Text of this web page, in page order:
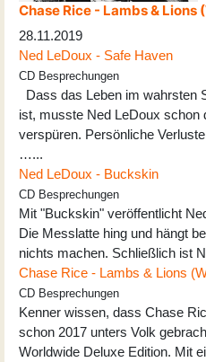
Chase Rice - Lambs &
28.11.2019
Ned LeDoux - Safe Haven
CD Besprechungen
Dass das Leben im wahrsten
ist, musste Ned LeDoux schon
verspüren. Persönliche
…...
Ned LeDoux - Buckskin
CD Besprechungen
Mit "Buckskin" veröffentlicht
Die Messlatte hing und hängt
nichts machen. Schließlich ist
Chase Rice - Lambs & Lions
CD Besprechungen
Kenner wissen, dass Chase
schon 2017 unters Volk
Worldwide Deluxe Edition. Mit